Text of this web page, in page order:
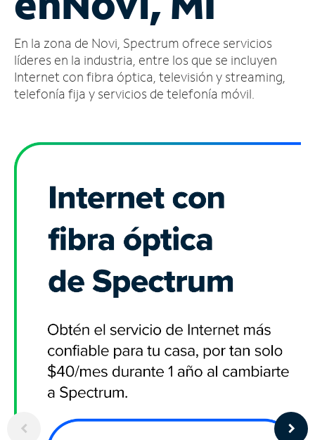
cuenta
Encuentra
una
tienda
En la zona de Novi, Spectrum ofrece servicios
líderes en la industria, entre los que se incluyen
Internet con fibra óptica, televisión y streaming,
telefonía fija y servicios de telefonía móvil.